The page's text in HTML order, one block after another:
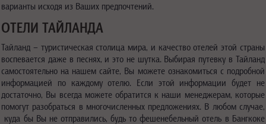
варианты исходя из Ваших предпочтений.
ОТЕЛИ ТАЙЛАНДА
Тайланд – туристическая столица мира, и качество отелей этой страны
воспевается даже в песнях, и это не шутка. Выбирая путевку в Тайланд
самостоятельно на нашем сайте, Вы можете ознакомиться с подробной
информацией по каждому отелю. Если этой информации будет не
достаточно, Вы всегда можете обратится к наши менеджерам, которые
помогут разобраться в многочисленных предложениях. В любом случае,
куда бы Вы не отправились, будь то фешенебельный отель в Бангкоке